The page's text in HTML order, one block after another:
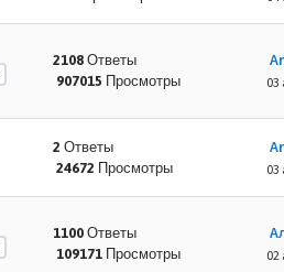
2108 Ответы
907015 Просмотры
03
2 Ответы
24672 Просмотры
03
1100 Ответы
109171 Просмотры
02